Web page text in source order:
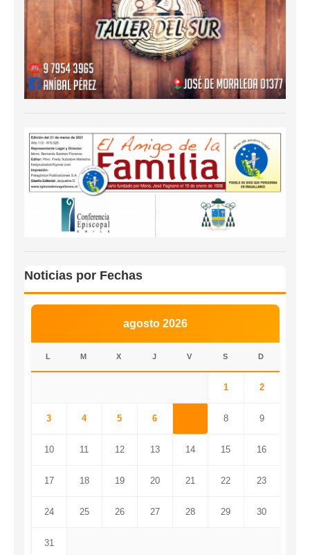
Noticias por Fechas
agosto 2026
L M X J V S D
1 2
3 4 5 6 8 9
10 11 12 13 14 15 16
17 18 19 20 21 22 23
24 25 26 27 28 29 30
31